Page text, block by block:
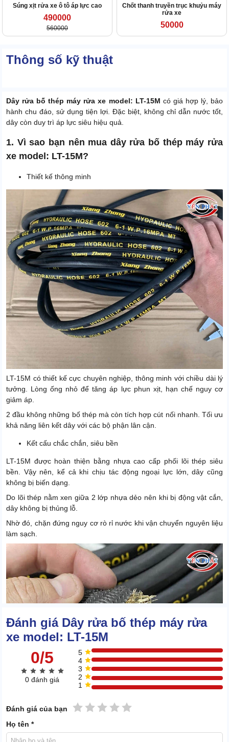
Súng xịt rửa xe ô tô áp lực cao
490000
560000
Chốt thanh truyền trục khuỷu máy
rửa xe
50000
Thông số kỹ thuật
Dây rửa bố thép máy rửa xe model: LT-15M có giá hợp lý, bảo
hành chu đáo, sử dụng tiện lợi. Đặc biệt, không chỉ dẫn nước tốt,
dây còn duy trì áp lực siêu hiệu quả.
1. Vì sao bạn nên mua dây rửa bố thép máy rửa
xe model: LT-15M?
Thiết kế thông minh
LT-15M có thiết kế cực chuyên nghiệp, thông minh với chiều dài lý
tưởng. Lòng ống nhỏ để tăng áp lực phun xịt, hạn chế nguy cơ
giảm áp.
2 đầu không những bố thép mà còn tích hợp cút nối nhanh. Tối ưu
khả năng liên kết dây với các bộ phận lân cận.
Kết cấu chắc chắn, siêu bền
LT-15M được hoàn thiện bằng nhựa cao cấp phối lõi thép siêu
bền. Vậy nên, kể cả khi chịu tác động ngoại lực lớn, dây cũng
không bị biến dạng.
Do lõi thép nằm xen giữa 2 lớp nhựa dẻo nên khi bị động vật cắn,
dây không bị thủng lỗ.
Nhờ đó, chặn đứng nguy cơ rò rỉ nước khi vận chuyển nguyên liệu
làm sạch.
Dẫn truyền tốt, mở rộng phạm vi làm sạch
Đánh giá Dây rửa bố thép máy rửa
xe model: LT-15M
0/5
0 đánh giá
5
4
3
2
1
Đánh giá của bạn 5 sao
4 sao
3 sao
2 sao
1 sao
Họ tên *